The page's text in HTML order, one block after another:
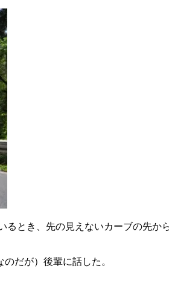
とき、先の見えないカーブの先か
だが）後輩に話した。